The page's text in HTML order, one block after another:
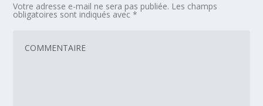
Votre adresse e-mail ne sera pas publiée. Les champs
obligatoires sont indiqués avec*